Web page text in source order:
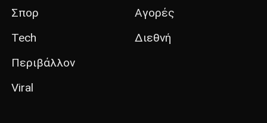
Σπορ
Tech
Περιβάλλον
Viral
Αγορές
Διεθνή